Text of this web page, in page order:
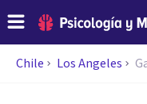
Chile Los Angeles